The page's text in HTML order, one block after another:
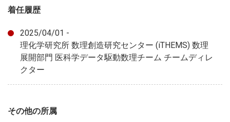
着任履歴
2025/04/01 -
理化学研究所 数理創造研究センター (iTHEMS) 数理
展開部門 医科学データ駆動数理チーム チームディレ
クター
その他の所属